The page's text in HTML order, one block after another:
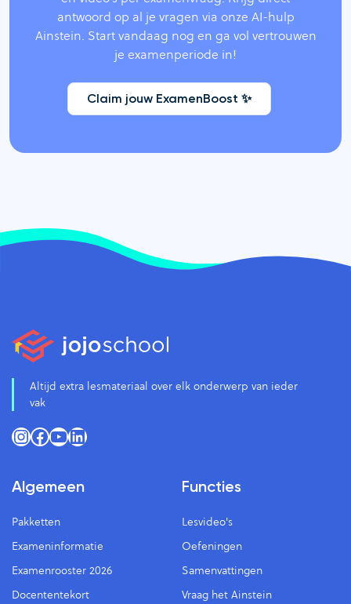
antwoord op al je vragen via onze AI-hulp
Ainstein. Start vandaag nog en ga vol vertrouwen
je examenperiode in!
Claim jouw ExamenBoost ✨
Altijd extra lesmateriaal over elk onderwerp van ieder
vak
Instagram
Facebook
YouTube
LinkedIn
Algemeen
Pakketten
Exameninformatie
Examenrooster 2026
Docententekort
Functies
Lesvideo's
Oefeningen
Samenvattingen
Vraag het Ainstein